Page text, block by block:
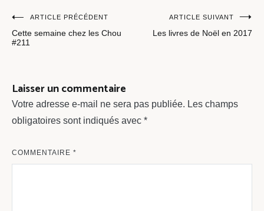
Navigation
de
ARTICLE PRÉCÉDENT
Cette semaine chez les Chou
#211
ARTICLE SUIVANT
Les livres de Noël en 2017
Laisser un commentaire
Votre adresse e-mail ne sera pas publiée. Les champs
obligatoires sont indiqués avec *
COMMENTAIRE *